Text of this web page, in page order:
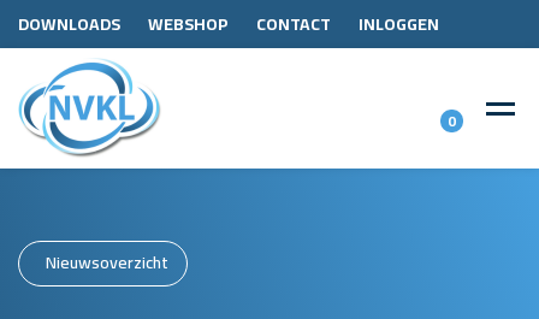
DOWNLOADS WEBSHOP CONTACT INLOGGEN
0
Nieuwsoverzicht